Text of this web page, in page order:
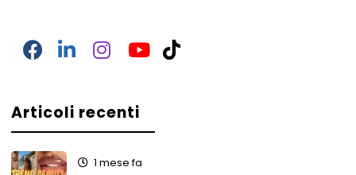
Facebook
LinkedIn
InstagramYouTube
TikTok
Articoli recenti
1 mese fa